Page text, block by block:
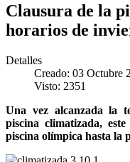
Clausura de la
horarios de
Detalles
Creado: 03 Octubre
Visto: 2351
Una vez alcanzada la
piscina climatizada,
piscina olímpica hasta la